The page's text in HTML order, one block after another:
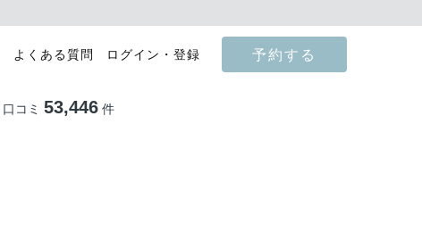
よくある質問 ログイン・登録 予約する
口コミ 53,446件